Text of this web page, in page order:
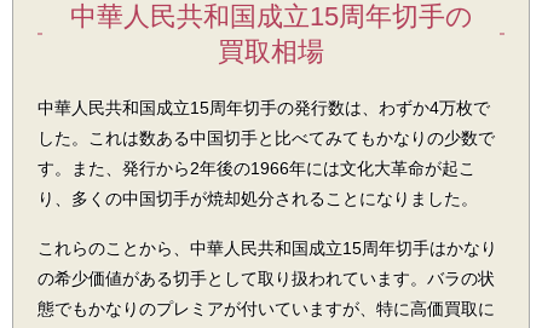
中華人民共和国成立15周年切手の
買取相場
中華人民共和国成立15周年切手の発行数は、わずか4万枚で
した。これは数ある中国切手と比べてみてもかなりの少数で
す。また、発行から2年後の1966年には文化大革命が起こ
り、多くの中国切手が焼却処分されることになりました。
これらのことから、中華人民共和国成立15周年切手はかなり
の希少価値がある切手として取り扱われています。バラの状
態でもかなりのプレミアが付いていますが、特に高価買取に